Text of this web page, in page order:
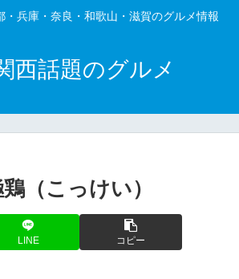
・兵庫・奈良・和歌山・滋賀のグルメ情報
西話題のグルメ
（こっけい）
LINE コピー